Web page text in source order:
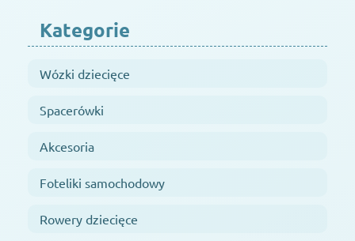
Kategorie
Wózki dziecięce
Spacerówki
Akcesoria
Foteliki samochodowy
Rowery dziecięce